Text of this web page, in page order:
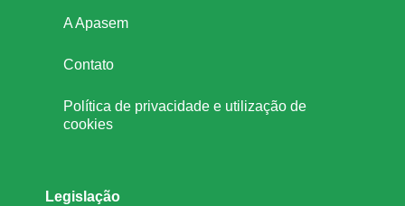
A Apasem
Contato
Política de privacidade e utilização de
cookies
Legislação